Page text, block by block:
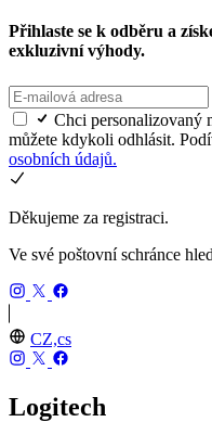
Přihlaste se k odběru a
exkluzivní výhody.
Chci personalizovaný
můžete kdykoli odhlásit.
osobních údajů.
Děkujeme za registraci.
Ve své poštovní schránce
CZ,cs
Logitech